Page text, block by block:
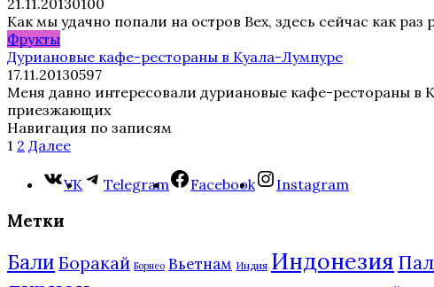
Как мы удачно попали на остров Вех, здесь сейчас как
Фрукты
Дуриановые кафе-рестораны в Куала-Лумпуре
17.11.20130597
Меня давно интересовали дуриановые кафе-рестораны в
приезжающих
Навигация по записям
1 2 Далее
VK Telegram Facebook Instagram
Метки
Бали Боракай Борнео Вьетнам Индия Индонезия